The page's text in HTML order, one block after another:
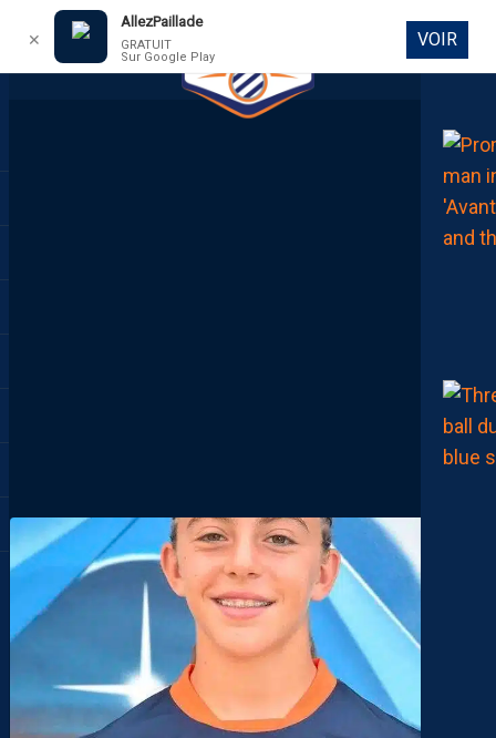
DIRECT
✕
AllezPaillade
GRATUIT
Sur Google Play
VOIR